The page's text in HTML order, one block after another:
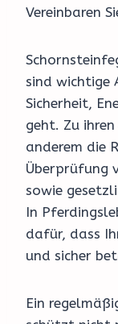
Vereinbaren
sind wichtige
Sicherheit,
geht. Zu
anderem die
Überprüfung
sowie
In
dafür, dass
und sicher
Ein